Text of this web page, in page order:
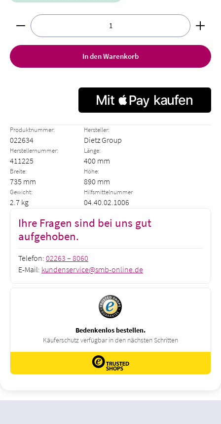
Produkt Anzahl: Gib den gewünschten Wert ein oder
In den Warenkorb
Produktnummer:
022634
Hersteller:
Dietz Group
Herstellernummer:
411225
Länge:
400 mm
Breite:
735 mm
Höhe:
890 mm
Gewicht:
2.7 kg
Hilfsmittelnummer
04.40.02.1006
Ihre Fragen sind bei uns gut
aufgehoben.
Telefon: 02263 – 8060
E-Mail: kundenservice@smb-online.de